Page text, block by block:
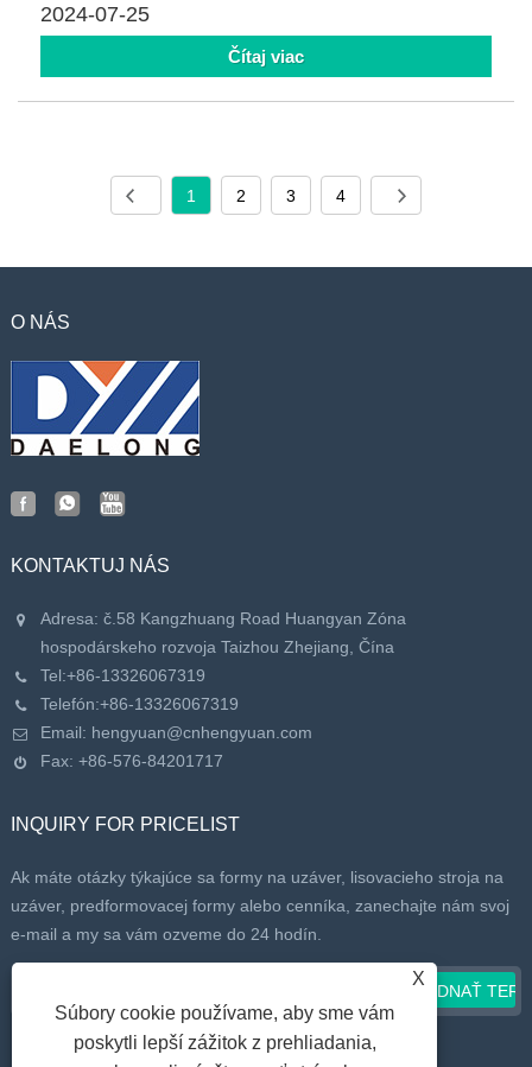
2024-07-25
Čítaj viac
1 2 3 4
O NÁS
KONTAKTUJ NÁS
Adresa: č.58 Kangzhuang Road Huangyan Zóna
hospodárskeho rozvoja Taizhou Zhejiang, Čína
Tel:+86-13326067319
Telefón:+86-13326067319
Email: hengyuan@cnhengyuan.com
Fax: +86-576-84201717
INQUIRY FOR PRICELIST
Ak máte otázky týkajúce sa formy na uzáver, lisovacieho stroja na
uzáver, predformovacej formy alebo cenníka, zanechajte nám svoj
e-mail a my sa vám ozveme do 24 hodín.
X
Súbory cookie používame, aby sme vám
poskytli lepší zážitok z prehliadania,